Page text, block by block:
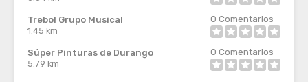
Trebol Grupo Musical
1.45 km
0 Comentarios
Súper Pinturas de Durango
5.79 km
0 Comentarios